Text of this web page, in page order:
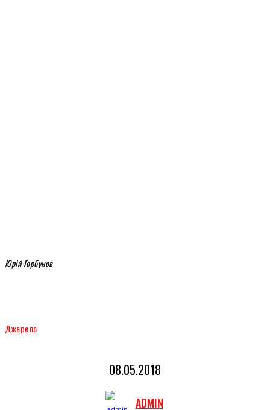
Юрій Горбунов
Джерело
08.05.2018
ADMIN